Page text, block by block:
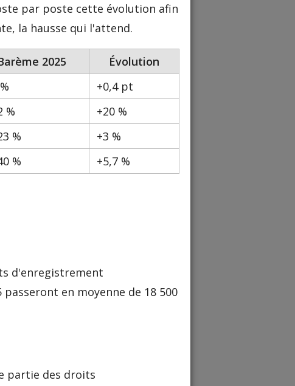
par poste cette évolution afin
la hausse qui l'attend.
2025
Évolution
+0,4 pt
%
+20 %
%
+3 %
% +5,7 %
d'enregistrement
en moyenne de 18 500
partie des droits